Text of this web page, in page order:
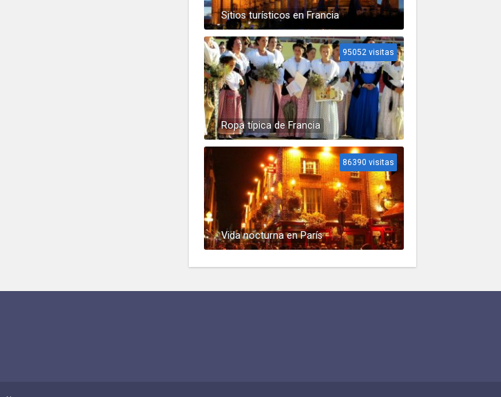
Sitios turísticos en Francia
Ropa típica de Francia
95052 visitas
Vida nocturna en París
86390 visitas